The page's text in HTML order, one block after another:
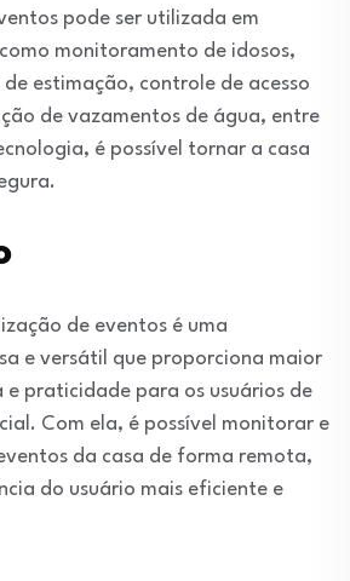
pode ser utilizada em
monitoramento de idosos,
de estimação, controle de acesso
de vazamentos de água, entre
é possível tornar a casa
de eventos é uma
e versátil que proporciona maior
e praticidade para os usuários de
Com ela, é possível monitorar e
da casa de forma remota,
do usuário mais eficiente e